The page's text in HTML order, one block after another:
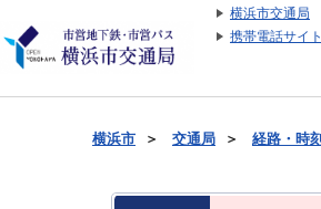
横浜市交通局
携帯電話サイ
横浜市 ＞ 交通局 ＞ 経路・時